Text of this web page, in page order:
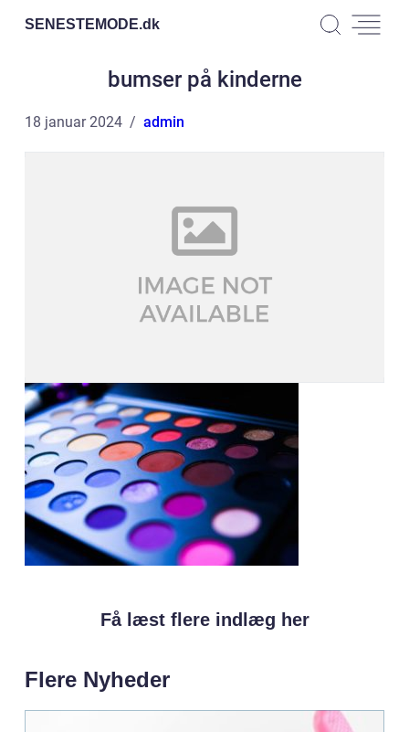
SENESTEMODE.dk
bumser på kinderne
18 januar 2024 admin
Få læst flere indlæg her
Flere Nyheder